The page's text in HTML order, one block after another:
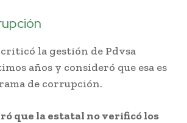
la gestión de Pdvsa
años y consideró que esa es
de corrupción.
que la estatal no verificó los